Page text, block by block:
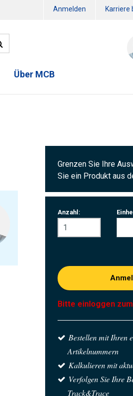
Anmelden Karriere
Über MCB
Grenzen Sie Ihre
Sie ein Produkt aus
Anzahl:
Bitte einloggen
Bestellen mit Ihren
Artikelnummern
Kalkulieren mit
Verfolgen Sie Ihre
Track&Trace